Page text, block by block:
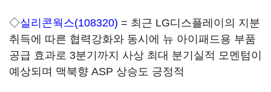
◇실리콘웍스(108320) = 최근 LG디스플레이의 지분
취득에 따른 협력강화와 동시에 뉴 아이패드용 부품
공급 효과로 3분기까지 사상 최대 분기실적 모멘텀이
예상되며 맥북향 ASP 상승도 긍정적